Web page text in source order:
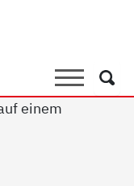
SucheSuche